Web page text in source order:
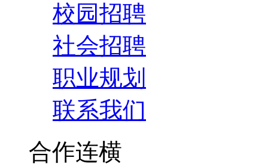
校园招聘
社会招聘
职业规划
联系我们
合作连横